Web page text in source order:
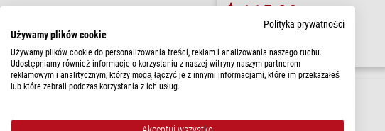
$ 115,00
godziny
Polityka prywatności
Używamy plików cookie
Używamy plików cookie do personalizowania treści, reklam i analizowania naszego ruchu.
Udostępniamy również informacje o korzystaniu z naszej witryny naszym partnerom
reklamowym i analitycznym, którzy mogą łączyć je z innymi informacjami, które im przekazałeś
lub które zebrali podczas korzystania z ich usług.